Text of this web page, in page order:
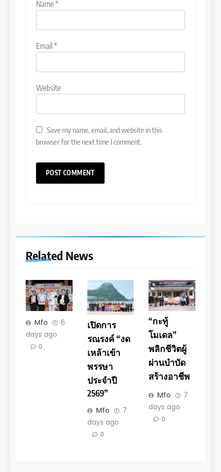
Name*
Email*
Website
Save my name, email, and website in this
browser for the next time I comment.
Related News
Mfo
6
days ago
0
เปิดการ
รณรงค์ “งด
เหล้าเข้า
พรรษา
ประจำปี
2569”
Mfo
7
days ago
0
“กะทู้
โมเดล”
พลิกชีวิตผู้
ผ่านบำบัด
สร้างอาชีพ
Mfo
7
days ago
0